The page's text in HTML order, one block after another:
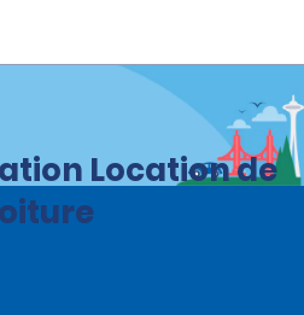
Location de